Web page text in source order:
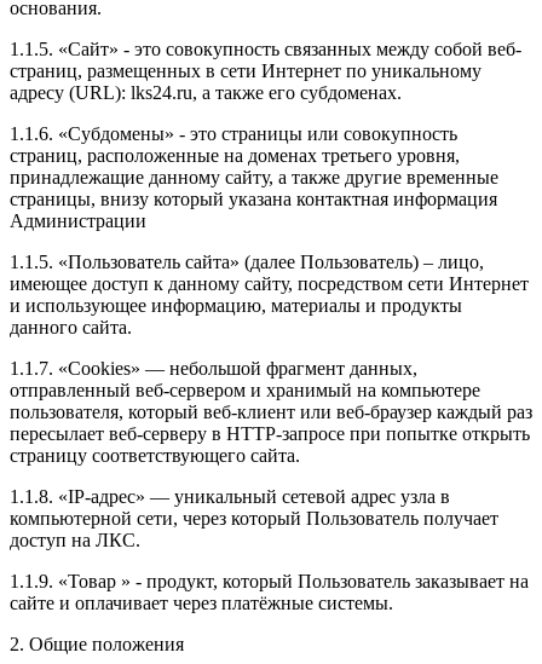
основания.
1.1.5. «Сайт» - это совокупность связанных между собой веб-
страниц, размещенных в сети Интернет по уникальному
адресу (URL): lks24.ru, а также его субдоменах.
1.1.6. «Субдомены» - это страницы или совокупность
страниц, расположенные на доменах третьего уровня,
принадлежащие данному сайту, а также другие временные
страницы, внизу который указана контактная информация
Администрации
1.1.5. «Пользователь сайта» (далее Пользователь) – лицо,
имеющее доступ к данному сайту, посредством сети Интернет
и использующее информацию, материалы и продукты
данного сайта.
1.1.7. «Cookies» — небольшой фрагмент данных,
отправленный веб-сервером и хранимый на компьютере
пользователя, который веб-клиент или веб-браузер каждый раз
пересылает веб-серверу в HTTP-запросе при попытке открыть
страницу соответствующего сайта.
1.1.8. «IP-адрес» — уникальный сетевой адрес узла в
компьютерной сети, через который Пользователь получает
доступ на ЛКС.
1.1.9. «Товар » - продукт, который Пользователь заказывает на
сайте и оплачивает через платёжные системы.
2. Общие положения